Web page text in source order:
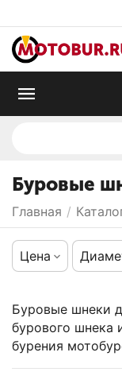
Буровые
Главная /
Цена
Буровые шнеки
бурового шнека
бурения